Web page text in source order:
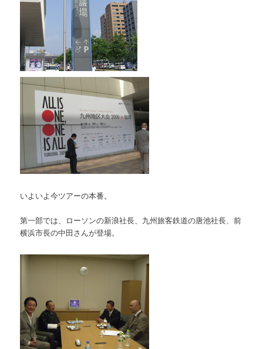
いよいよ今ツアーの本番。
第一部では、ローソンの新浪社長、九州旅客鉄道の唐池社長、前
横浜市長の中田さんが登場。